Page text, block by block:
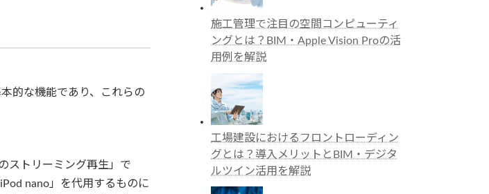
的な機能であり、これらの
ストリーミング再生」で
nano」を代用するものに
施工管理で注目の空間コンピューティ
ングとは？BIM・Apple Vision Proの活
用例を解説
工場建設におけるフロントローディン
グとは？導入メリットとBIM・デジタ
ルツイン活用を解説